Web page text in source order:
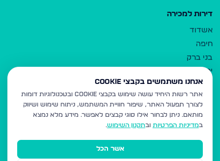
דירות למכירה
אשדוד
חיפה
בני ברק
ירושלים
אלעד
גבעת זאב
בית שמש
רכסים
מודיעין עילית
אנחנו משתמשים בקבצי Cookie
אתר רשות היחיד עושה שימוש בקבצי Cookie ובטכנולוגיות דומות
לצורך תפעול האתר, שיפור חוויית המשתמש, ניתוח שימוש ושיווק
מותאם. ניתן לבחור אילו סוגי קבצים לאפשר. מידע מלא נמצא
במדיניות הפרטיות ובתקנון השימוש.
אשר הכל